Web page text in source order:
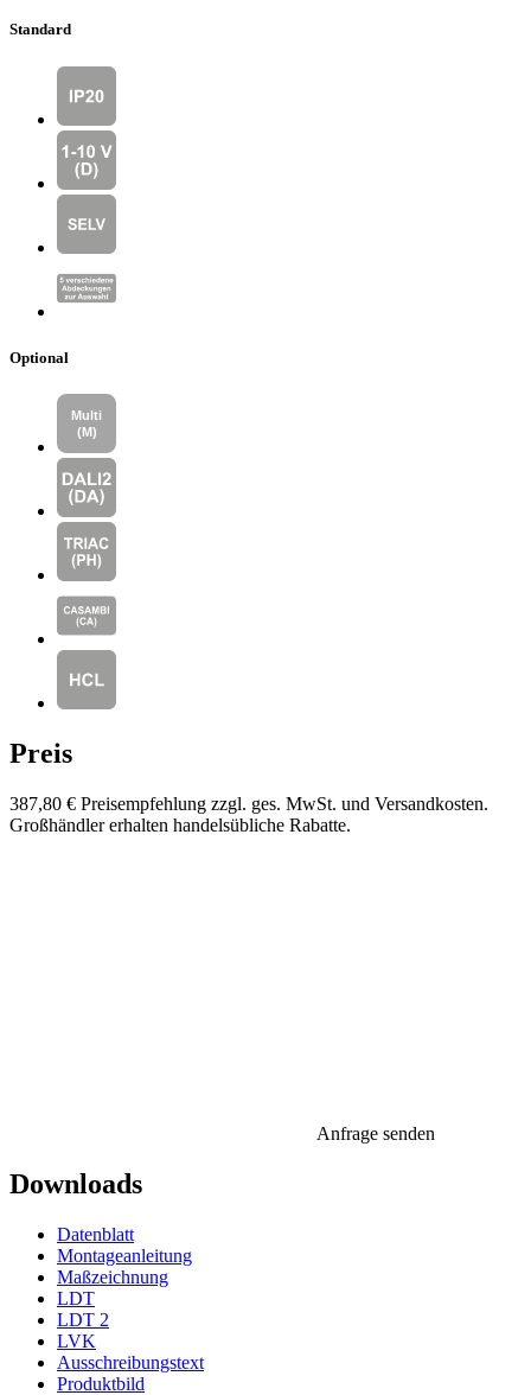
Standard
Optional
Preis
387,80 € Preisempfehlung zzgl. ges. MwSt. und Versandkosten.
Großhändler erhalten handelsübliche Rabatte.
Anfrage senden
Downloads
Datenblatt
Montageanleitung
Maßzeichnung
LDT
LDT 2
LVK
Ausschreibungstext
Produktbild